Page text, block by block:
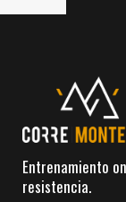
Entrenamiento
resistencia.